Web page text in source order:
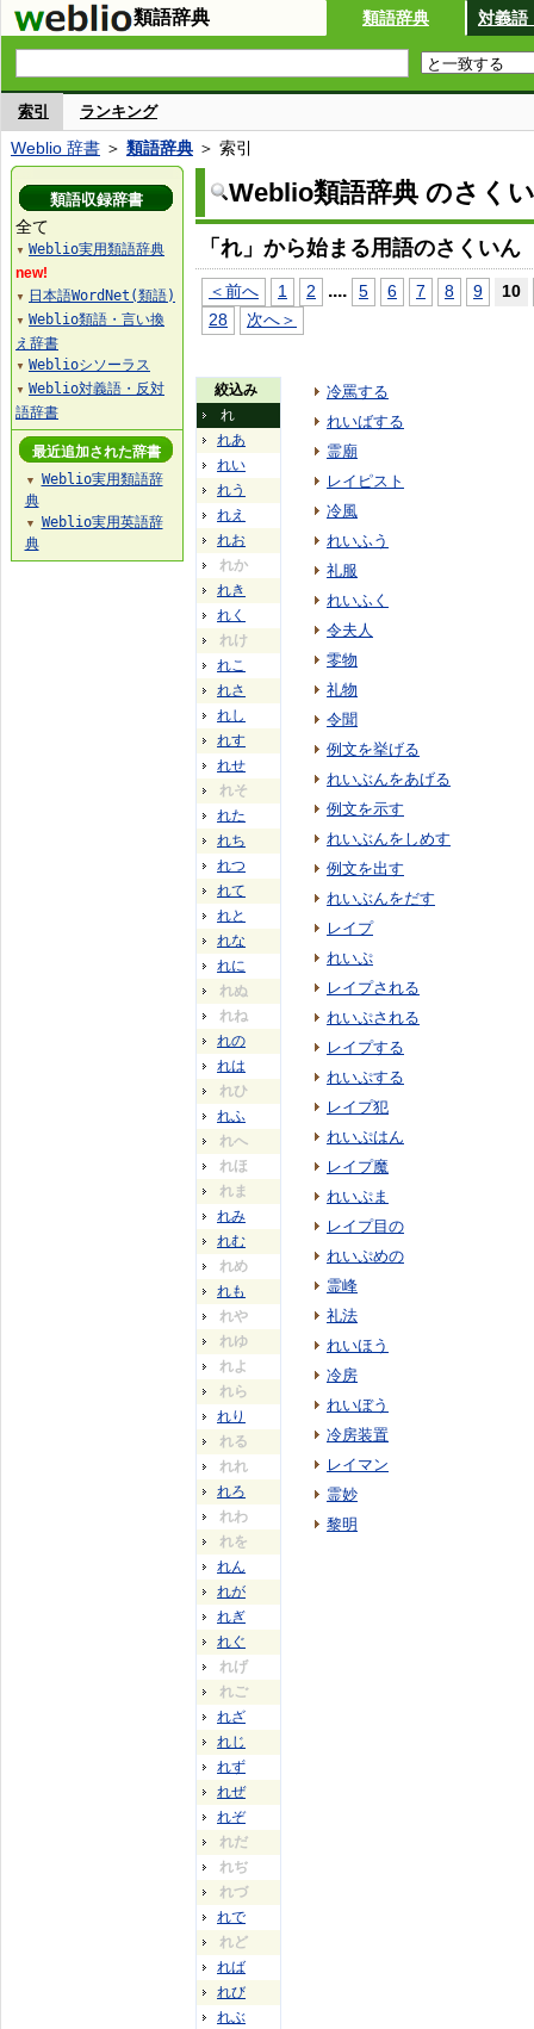
類語辞典 類語辞典 対義語
索引 ランキング
Weblio 辞書 ＞ 類語辞典 ＞ 索引
Weblio類語辞典 のさく
「れ」から始まる用語のさくいん
＜前へ 1 2 .... 5 6 7 8 9
10
28
次へ＞
絞込み
れ
れあ
れい
れう
れえ
れお
れか
れき
れく
れけ
れこ
れさ
れし
れす
れせ
れそ
れた
れち
れつ
れて
れと
れな
れに
れぬ
れね
れの
れは
れひ
れふ
れへ
れほ
れま
れみ
れむ
れめ
れも
れや
れゆ
れよ
れら
れり
れる
れれ
れろ
れわ
れを
れん
れが
れぎ
れぐ
れげ
れご
れざ
れじ
れず
れぜ
れぞ
れだ
れぢ
れづ
れで
れど
れば
れび
れぶ
冷罵する
れいばする
霊廟
レイピスト
冷風
れいふう
礼服
れいふく
令夫人
零物
礼物
令聞
例文を挙げる
れいぶんをあげる
例文を示す
れいぶんをしめす
例文を出す
れいぶんをだす
レイプ
れいぷ
レイプされる
れいぷされる
レイプする
れいぷする
レイプ犯
れいぷはん
レイプ魔
れいぷま
レイプ目の
れいぷめの
霊峰
礼法
れいほう
冷房
れいぼう
冷房装置
レイマン
霊妙
黎明
類語収録辞書
全て
▼ Weblio実用類語辞典
new!
▼ 日本語WordNet(類語)
▼ Weblio類語・言い換
え辞書
▼ Weblioシソーラス
▼ Weblio対義語・反対
語辞書
最近追加された辞書
▼
Weblio実用類語辞
典
▼
Weblio実用英語辞
典